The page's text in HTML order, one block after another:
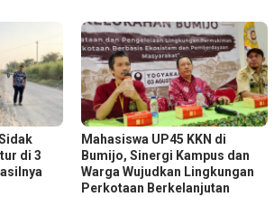
di 3
Mahasiswa UP45 KKN di
Bumijo, Sinergi Kampus dan
Warga Wujudkan Lingkungan
Perkotaan Berkelanjutan